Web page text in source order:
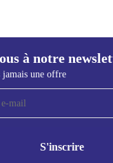
à notre
jamais une offre
S'inscrire
Retrouvez les
politique de